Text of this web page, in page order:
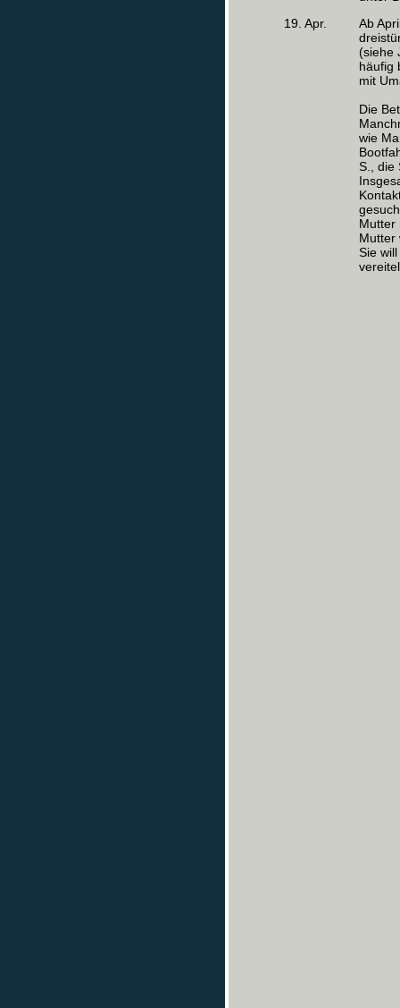
19. Apr.
Ab
(siehe
häufig
mit
Die
wie
S., die
Mutter
Mutter
Sie